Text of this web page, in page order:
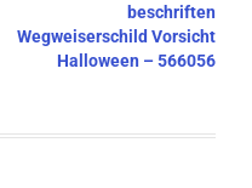
beschriften
Wegweiserschild Vorsicht
Halloween – 566056